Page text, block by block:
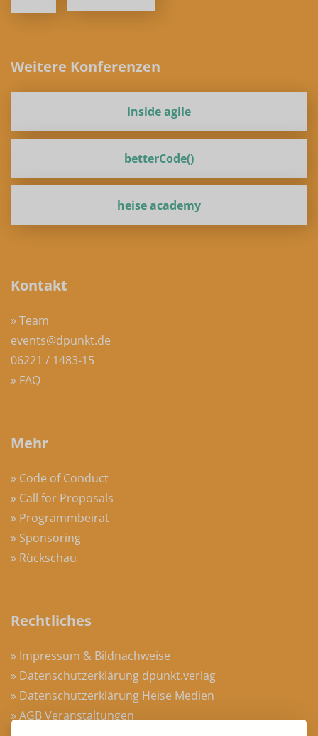
Weitere Konferenzen
inside agile
betterCode()
heise academy
Kontakt
» Team
events@dpunkt.de
06221 / 1483-15
» FAQ
Mehr
» Code of Conduct
» Call for Proposals
» Programmbeirat
» Sponsoring
» Rückschau
Rechtliches
» Impressum & Bildnachweise
» Datenschutzerklärung dpunkt.verlag
» Datenschutzerklärung Heise Medien
» AGB Veranstaltungen